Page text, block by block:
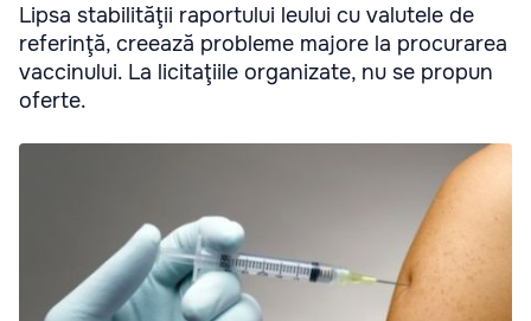
Lipsa stabilităţii raportului leului cu valutele de
referinţă, creează probleme majore la procurarea
vaccinului. La licitaţiile organizate, nu se propun
oferte.